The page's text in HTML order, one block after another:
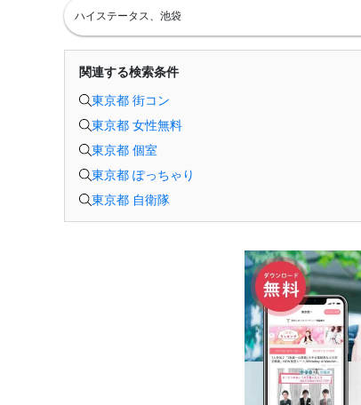
ハイステータス、池袋
関連する検索条件
東京都 街コン
東京都 女性無料
東京都 個室
東京都 ぽっちゃり
東京都 自衛隊